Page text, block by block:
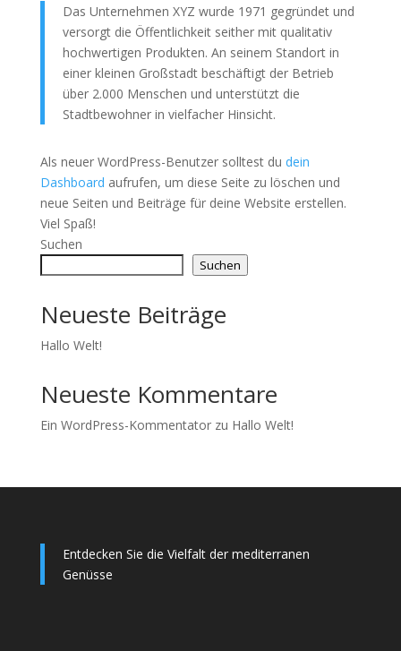
Das Unternehmen XYZ wurde 1971 gegründet und
versorgt die Öffentlichkeit seither mit qualitativ
hochwertigen Produkten. An seinem Standort in
einer kleinen Großstadt beschäftigt der Betrieb
über 2.000 Menschen und unterstützt die
Stadtbewohner in vielfacher Hinsicht.
Als neuer WordPress-Benutzer solltest du dein
Dashboard aufrufen, um diese Seite zu löschen und
neue Seiten und Beiträge für deine Website erstellen.
Viel Spaß!
Suchen
Suchen
Neueste Beiträge
Hallo Welt!
Neueste Kommentare
Ein WordPress-Kommentatorzu Hallo Welt!
Entdecken Sie die Vielfalt der mediterranen
Genüsse